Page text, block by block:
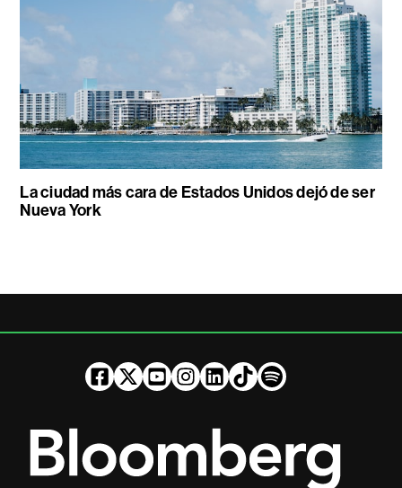
La ciudad más cara de Estados Unidos dejó de ser
Nueva York